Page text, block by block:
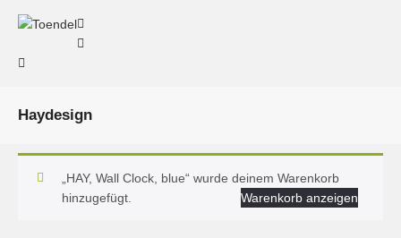
Haydesign
„HAY, Wall Clock, blue“ wurde deinem Warenkorb
hinzugefügt.
Warenkorb anzeigen